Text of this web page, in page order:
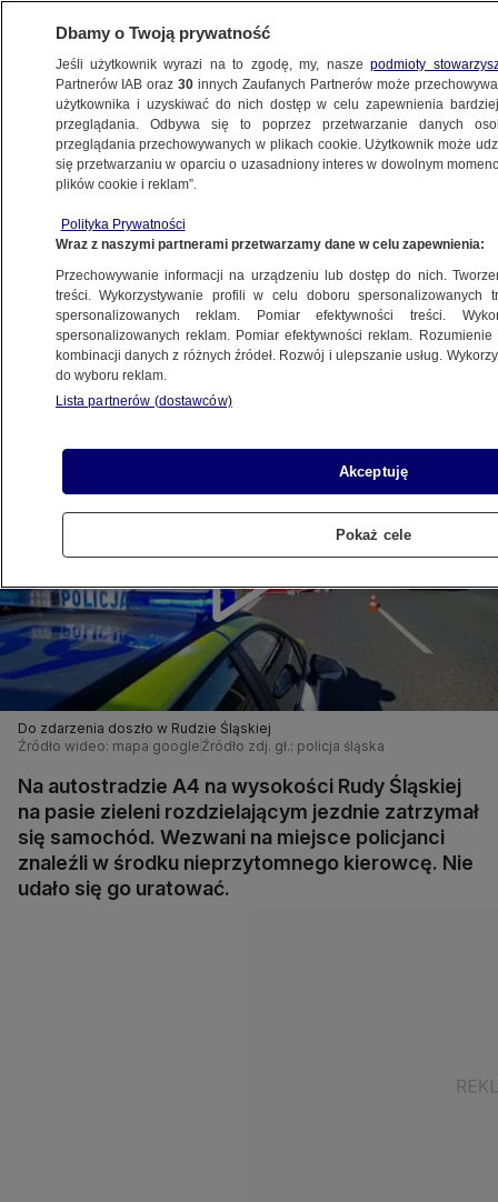
KATOWICE
autem o bariery, nie żyje
Małgorzata Goślińska
18.09.2025, 12:58
Posłuchaj artykułu
Czyta lektor AI
Do zdarzenia doszło w Rudzie Śląskiej
Źródło wideo: mapa google Źródło zdj. gł.: policja śląska
Na autostradzie A4 na wysokości Rudy Śląskiej
na pasie zieleni rozdzielającym jezdnie zatrzymał
się samochód. Wezwani na miejsce policjanci
znaleźli w środku nieprzytomnego kierowcę. Nie
udało się go uratować.
Dbamy o Twoją prywatność
Jeśli użytkownik wyrazi na to zgodę, my, naszepodmioty
Partnerów IAB oraz30 innych Zaufanych Partnerów może
użytkownika i uzyskiwać do nich dostęp w celu zapewnienia
przeglądania. Odbywa się to poprzez przetwarzanie danych
przeglądania przechowywanych w plikach cookie. Użytkownik może
się przetwarzaniu w oparciu o uzasadniony interes w dowolnym
plików cookie i reklam”.
Polityka Prywatności
Wraz z naszymi partnerami przetwarzamy dane w celu zapewnienia:
Przechowywanie informacji na urządzeniu lub dostęp do nich.
treści. Wykorzystywanie profili w celu doboru spersonalizowanych
spersonalizowanych reklam. Pomiar efektywności treści.
spersonalizowanych reklam. Pomiar efektywności reklam.
kombinacji danych z różnych źródeł. Rozwój i ulepszanie usług.
do wyboru reklam.
Lista partnerów (dostawców)
Akceptuję
Pokaż cele